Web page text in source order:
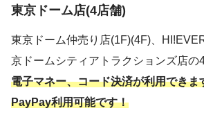
東京ドーム店(4店舗)
東京ドーム仲売り店(1F)(4F)、
京ドームシティアトラクションズ店の4
電子マネー、コード決済が利用できま
PayPay利用可能です！